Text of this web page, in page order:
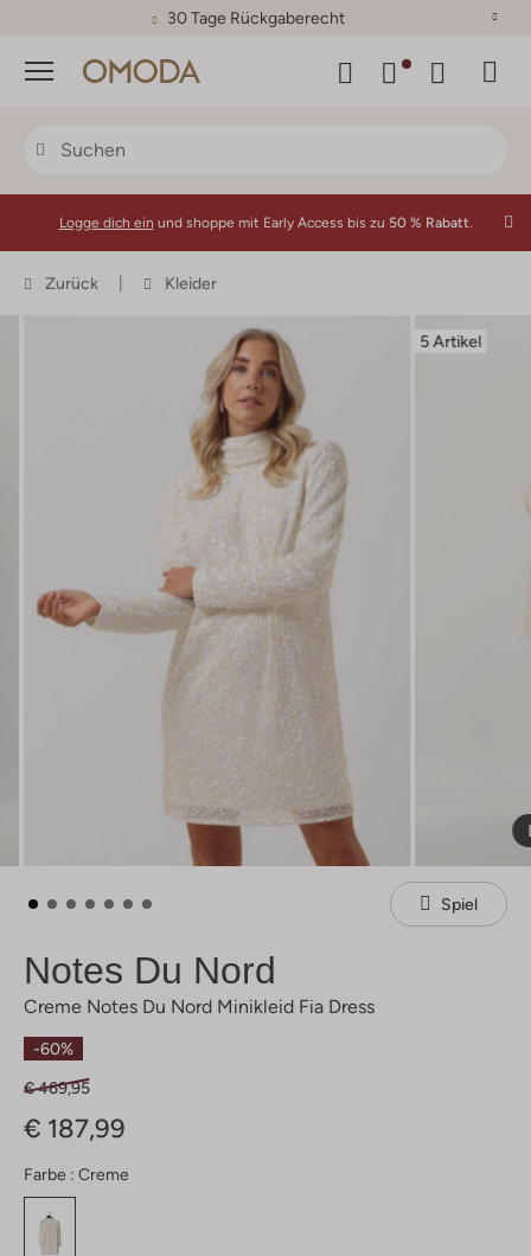
30 Tage Rückgaberecht
Menü
Logge dich ein und shoppe mit Early Access bis zu 50 % Rabatt.
Zurück Kleider
5 Artikel
Spiel
Notes Du Nord
Creme Notes Du Nord Minikleid Fia Dress
-60%
€ 469,95
€ 187,99
Farbe : Creme